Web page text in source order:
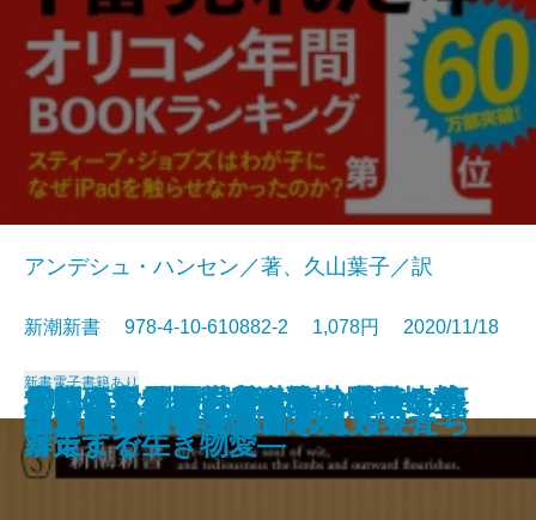
だからヤクザを辞められない―裏
社会メルトダウン―
最新研究が示す 病気にならない
新常識
あなたはなぜ誤解されるのか―
「私」を演出する技術―
兜町の風雲児―中江滋樹 最後の告
白―
うんちの行方
本当は危ない国産食品―「食」が
「病」を引き起こす―
半グレ―反社会勢力の実像―
2021年以後の世界秩序―国際情勢
を読む20のアングル―
書きたい人のためのミステリ入門
スマホ脳
アンデシュ・ハンセン／著、久山葉子／訳
新潮新書 978-4-10-610882-2 1,078円 2020/11/18
新書電子書籍あり
空気が支配する国
ベートーヴェンと日本人
ブラック霞が関
パワハラ問題―アウトの基準から
対策まで―
「池の水」抜くのは誰のため？―
暴走する生き物愛―
生き抜くヒント
いじめとひきこもりの人類史
コンビニは通える引きこもりたち
天才 富永仲基―独創の町人学者―
絶対に挫折しない日本史